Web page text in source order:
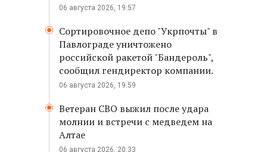
06 августа 2026, 19:57
Сортировочное депо "Укрпочты" в
Павлограде уничтожено
российской ракетой "Бандероль",
сообщил гендиректор компании.
06 августа 2026, 19:59
Ветеран СВО выжил после удара
молнии и встречи с медведем на
Алтае
06 августа 2026, 20:33